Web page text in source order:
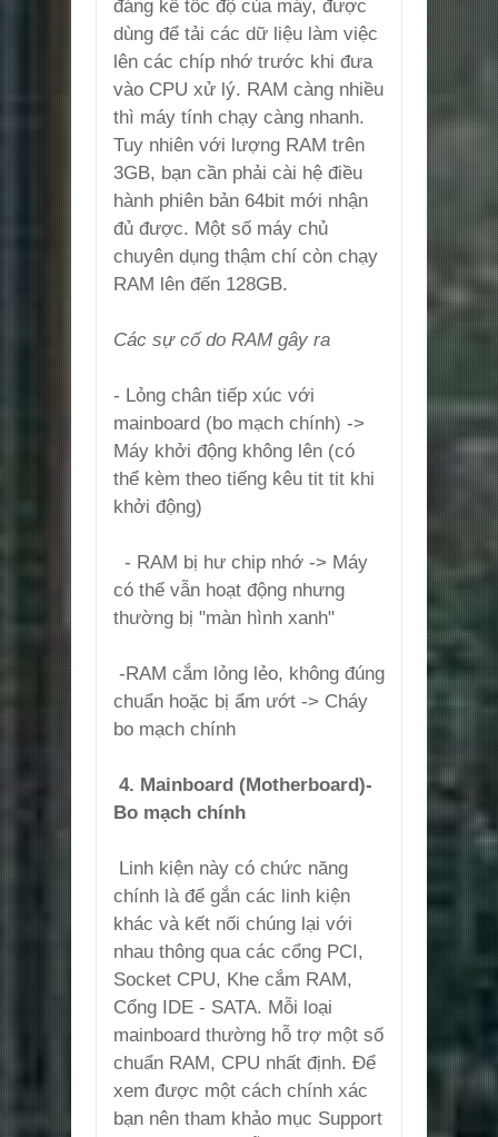
đáng kể tốc độ của máy, được
dùng để tải các dữ liệu làm việc
lên các chíp nhớ trước khi đưa
vào CPU xử lý. RAM càng nhiều
thì máy tính chạy càng nhanh.
Tuy nhiên với lượng RAM trên
3GB, bạn cần phải cài hệ điều
hành phiên bản 64bit mới nhận
đủ được. Một số máy chủ
chuyên dụng thậm chí còn chạy
RAM lên đến 128GB.
Các sự cố do RAM gây ra
- Lỏng chân tiếp xúc với
mainboard (bo mạch chính) ->
Máy khởi động không lên (có
thể kèm theo tiếng kêu tit tit khi
khởi động)
- RAM bị hư chip nhớ -> Máy
có thể vẫn hoạt động nhưng
thường bị "màn hình xanh"
-RAM cắm lỏng lẻo, không đúng
chuẩn hoặc bị ẩm ướt -> Cháy
bo mạch chính
4. Mainboard (Motherboard)-
Bo mạch chính
Linh kiện này có chức năng
chính là để gắn các linh kiện
khác và kết nối chúng lại với
nhau thông qua các cổng PCI,
Socket CPU, Khe cắm RAM,
Cổng IDE - SATA. Mỗi loại
mainboard thường hỗ trợ một số
chuẩn RAM, CPU nhất định. Để
xem được một cách chính xác
bạn nên tham khảo mục Support